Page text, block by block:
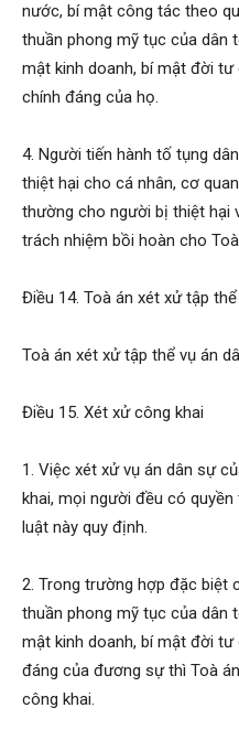
nước, bí mật công tác theo
thuần phong mỹ tục của dân
mật kinh doanh, bí mật đời
chính đáng của họ.
4. Người tiến hành tố tụng
thiệt hại cho cá nhân, cơ
thường cho người bị thiệt hại
trách nhiệm bồi hoàn cho
Điều 14. Toà án xét xử tập thể
Toà án xét xử tập thể vụ án
Điều 15. Xét xử công khai
1. Việc xét xử vụ án dân sự
khai, mọi người đều có
luật này quy định.
2. Trong trường hợp đặc biệt
thuần phong mỹ tục của dân
mật kinh doanh, bí mật đời
đáng của đương sự thì Toà
công khai.